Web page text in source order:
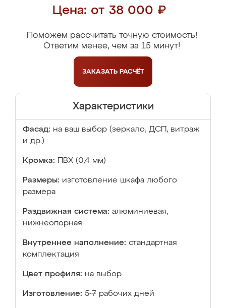
Цена: от 38 000 ₽
Поможем рассчитать точную стоимость!
Ответим менее, чем за 15 минут!
ЗАКАЗАТЬ РАСЧЁТ
Характеристики
Фасад: на ваш выбор (зеркало, ДСП, витраж
и др.)
Кромка: ПВХ (0,4 мм)
Размеры: изготовление шкафа любого
размера
Раздвижная система: алюминиевая,
нижнеопорная
Внутреннее наполнение: стандартная
комплектация
Цвет профиля: на выбор
Изготовление: 5-7 рабочих дней